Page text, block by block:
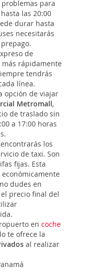
para
las 20:00
durar hasta
necesitarás
de
rápidamente
tendrás
línea.
opción de viajar
Metromall,
de traslado sin
a 17:00 horas
los
de taxi. Son
fijas. Esta
dudes en
precio final del
en coche
te ofrece la
al realizar